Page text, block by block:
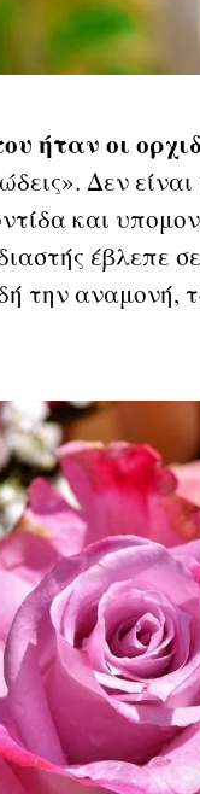
ήταν οι
Δεν
και
έβλεπε
την αναμονή,